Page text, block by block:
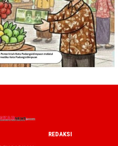
REDAKSI